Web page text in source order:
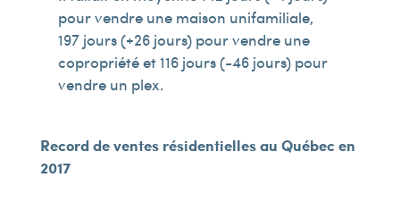
pour vendre une maison unifamiliale,
197 jours (+26 jours) pour vendre une
copropriété et 116 jours (-46 jours) pour
vendre un plex.
Record de ventes résidentielles au Québec en
2017